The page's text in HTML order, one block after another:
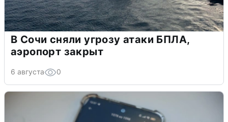
В Сочи сняли угрозу атаки БПЛА,
аэропорт закрыт
6 августа 0